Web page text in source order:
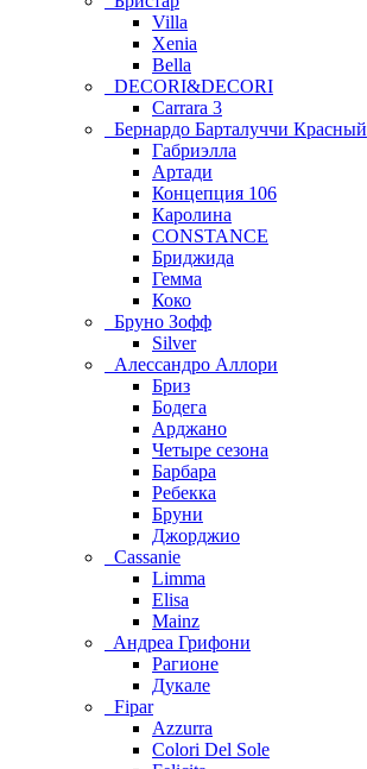
Villa
Xenia
Bella
DECORI&DECORI
Carrara 3
Бернардо Барталуччи Красный
Габриэлла
Артади
Концепция 106
Каролина
CONSTANCE
Бриджида
Гемма
Коко
Бруно Зофф
Silver
Алессандро Аллори
Бриз
Бодега
Арджано
Четыре сезона
Барбара
Ребекка
Бруни
Джорджио
Cassanie
Limma
Elisa
Mainz
Aндреа Грифони
Рагионе
Дукале
Fipar
Azzurra
Colori Del Sole